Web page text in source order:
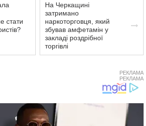
стати
На Черкащині
затримано
наркоторговця, який
збував амфетамін у
закладі роздрібної
торгівлі
РЕКЛАМА
РЕКЛАМА